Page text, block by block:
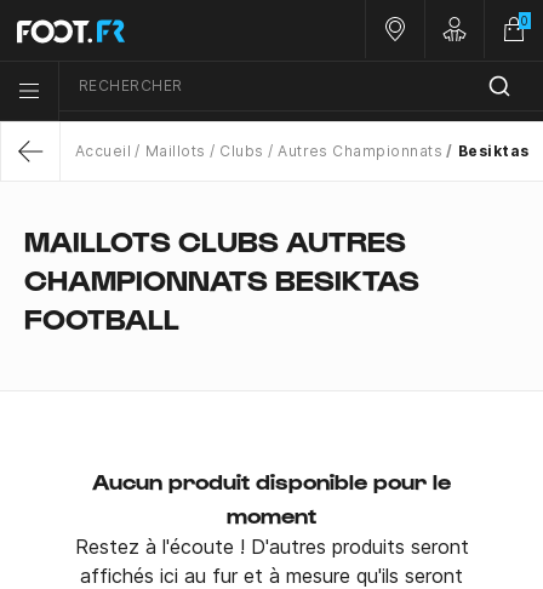
Menu list icon
RECHERCHER
Nos magasins
Customer
0
Accueil Maillots Clubs Autres Championnats Besiktas
MAILLOTS CLUBS AUTRES
CHAMPIONNATS BESIKTAS
FOOTBALL
Aucun produit disponible pour le
moment
Restez à l'écoute ! D'autres produits seront
affichés ici au fur et à mesure qu'ils seront